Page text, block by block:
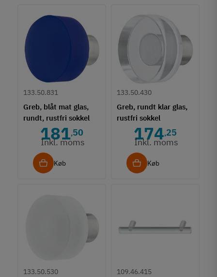
Greb, blåt mat glas,
rundt, rustfri sokkel
133.50.831
181,50
Inkl. moms
Køb
Greb, rundt klar glas,
rustfri sokkel
133.50.430
174,25
Inkl. moms
Køb
133.50.530 109.46.415